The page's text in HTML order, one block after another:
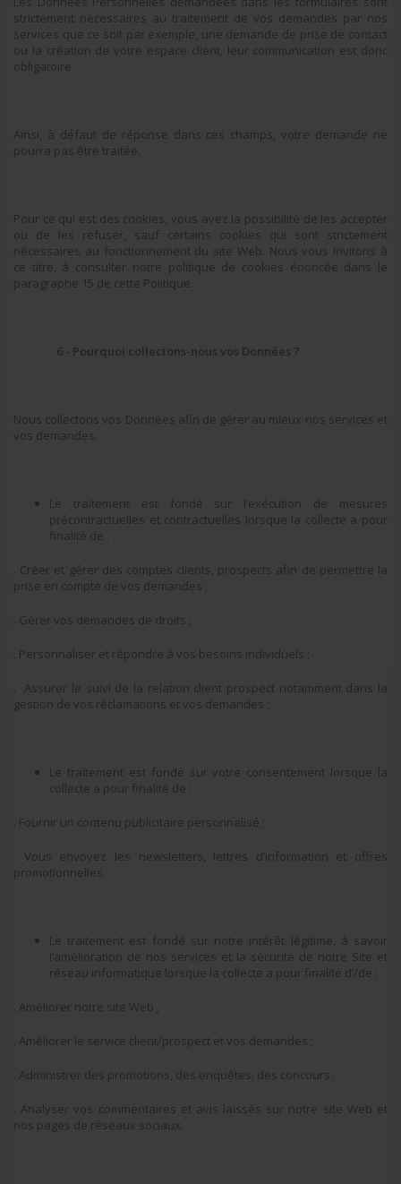
strictement nécessaires au traitement de vos demandes par nos
services que ce soit par exemple, une demande de prise de contact
ou la création de votre espace client, leur communication est donc
obligatoire.
Ainsi, à défaut de réponse dans ces champs, votre demande ne
pourra pas être traitée.
Pour ce qui est des cookies, vous avez la possibilité de les accepter
ou de les refuser, sauf certains cookies qui sont strictement
nécessaires au fonctionnement du site Web. Nous vous invitons à
ce titre, à consulter notre politique de cookies énoncée dans le
paragraphe 15 de cette Politique.
6 - Pourquoi collectons-nous vos Données ?
Nous collectons vos Données afin de gérer au mieux nos services et
vos demandes.
Le traitement est fondé sur l’exécution de mesures
précontractuelles et contractuelles lorsque la collecte a pour
finalité de :
. Créer et gérer des comptes clients, prospects afin de permettre la
prise en compte de vos demandes ;
. Gérer vos demandes de droits ;
. Personnaliser et répondre à vos besoins individuels ;
. Assurer le suivi de la relation client prospect notamment dans la
gestion de vos réclamations et vos demandes ;
Le traitement est fondé sur votre consentement lorsque la
collecte a pour finalité de :
. Fournir un contenu publicitaire personnalisé ;
. Vous envoyez les newsletters, lettres d’information et offres
promotionnelles.
Le traitement est fondé sur notre intérêt légitime, à savoir
l’amélioration de nos services et la sécurité de notre Site et
réseau informatique lorsque la collecte a pour finalité d’/de :
. Améliorer notre site Web ;
. Améliorer le service client/prospect et vos demandes ;
. Administrer des promotions, des enquêtes, des concours ;
. Analyser vos commentaires et avis laissés sur notre site Web et
nos pages de réseaux sociaux.